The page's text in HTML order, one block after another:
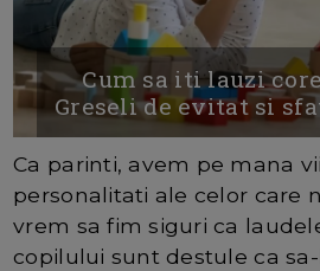
Cum sa iti lauzi
Greseli de evitat si
Ca parinti, avem pe mana
personalitati ale celor care
vrem sa fim siguri ca
copilului sunt destule ca